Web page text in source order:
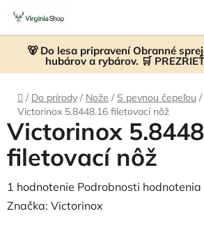
Prejsť
obsah
🐻 Do lesa pripravení Obranné
hubárov a rybárov. 🛒
Domov
/ Do prírody / Nože / S pevnou čepeľou /
Victorinox 5.8448.16 filetovací nôž
Victorinox
filetovací nôž
Priemerné
hodnotenie
1 hodnotenie Podrobnosti hodnotenia
Značka: Victorinox